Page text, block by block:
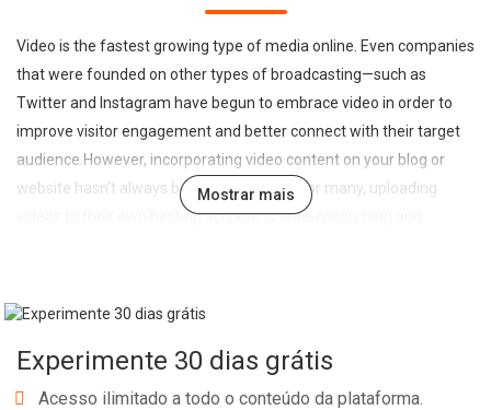
Video is the fastest growing type of media online. Even companies
that were founded on other types of broadcasting—such as
Twitter and Instagram have begun to embrace video in order to
improve visitor engagement and better connect with their target
audience.However, incorporating video content on your blog or
website hasn’t always been an easy task.For many, uploading
videos to their own hosting account is time-consuming and
how the videos are displayed.In this guide, you’re going to learn
and just how easy it is to get around some of the biggest issues
Mostrar mais
Experimente 30 dias grátis
Acesso ilimitado a todo o conteúdo da plataforma.